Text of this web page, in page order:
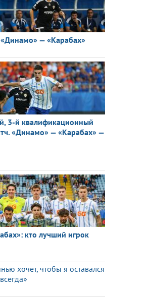
«Динамо» — «Карабах»
3-й квалификационный
«Динамо» — «Карабах» —
кто лучший игрок
хочет, чтобы я оставался